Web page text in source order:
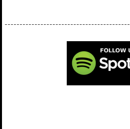
------------------------------------------